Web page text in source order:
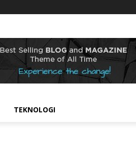
TEKNOLOGI